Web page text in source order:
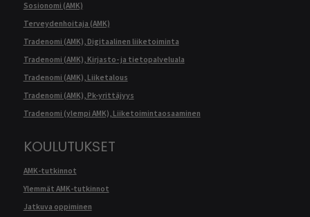
Sosionomi (AMK)
Terveydenhoitaja (AMK)
Tradenomi (AMK), Digitaalinen liiketoiminta
Tradenomi (AMK), Kirjasto- ja tietopalveluala
Tradenomi (AMK), Liiketalous
Tradenomi (AMK), Pk-yrittäjyys
Tradenomi (ylempi AMK), Liiketoimintaosaaminen
KOULUTUKSET
AMK-tutkinnot
Ylemmät AMK-tutkinnot
Jatkuva oppiminen